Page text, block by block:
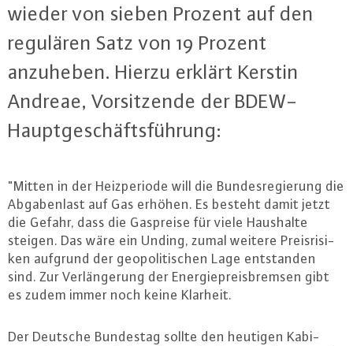
wieder von sieben Prozent auf den
regulären Satz von 19 Prozent
anzuheben. Hierzu erklärt Kerstin
Andreae, Vor­sit­zen­de der BDEW-
Haupt­ge­schäfts­füh­rung:
"Mitten in der Heiz­pe­ri­ode will die Bun­des­re­gie­rung die
Ab­ga­ben­last auf Gas erhöhen. Es besteht damit jetzt
die Gefahr, dass die Gaspreise für viele Haushalte
steigen. Das wäre ein Unding, zumal weitere Preis­ri­si­
ken aufgrund der geo­po­li­ti­schen Lage ent­stan­den
sind. Zur Ver­län­ge­rung der En­er­gie­preis­brem­sen gibt
es zudem immer noch keine Klarheit.
Der Deutsche Bundestag sollte den heutigen Ka­bi­